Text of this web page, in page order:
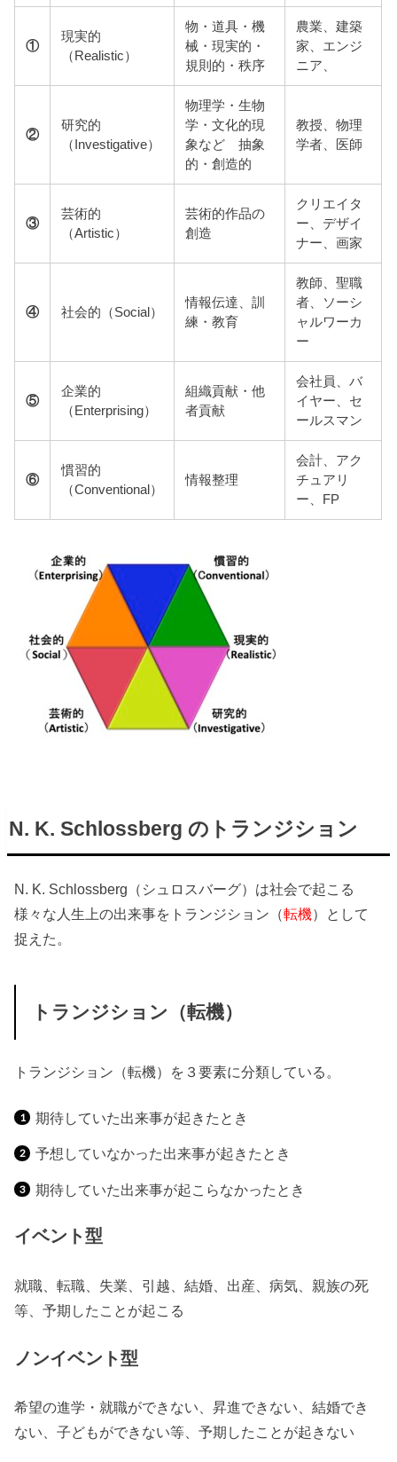
①
現実的
（Realistic）
物・道具・機
械・現実的・
規則的・秩序
農業、建築
家、エンジ
ニア、
②
研究的
（Investigative）
物理学・生物
学・文化的現
象など 抽象
的・創造的
教授、物理
学者、医師
③
芸術的
（Artistic）
芸術的作品の
創造
クリエイタ
ー、デザイ
ナー、画家
④ 社会的（Social）
情報伝達、訓
練・教育
教師、聖職
者、ソーシ
ャルワーカ
ー
⑤
企業的
（Enterprising）
組織貢献・他
者貢献
会社員、バ
イヤー、セ
ールスマン
⑥
慣習的
（Conventional）
情報整理
会計、アク
チュアリ
ー、FP
N. K. Schlossberg のトランジション
N. K. Schlossberg（シュロスバーグ）は社会で起こる
様々な人生上の出来事をトランジション（転機）として
捉えた。
トランジション（転機）
トランジション（転機）を３要素に分類している。
期待していた出来事が起きたとき
予想していなかった出来事が起きたとき
期待していた出来事が起こらなかったとき
イベント型
就職、転職、失業、引越、結婚、出産、病気、親族の死
等、予期したことが起こる
ノンイベント型
希望の進学・就職ができない、昇進できない、結婚でき
ない、子どもができない等、予期したことが起きない